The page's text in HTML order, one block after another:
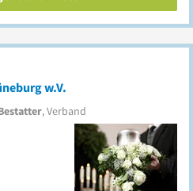
w.V.
, Verband